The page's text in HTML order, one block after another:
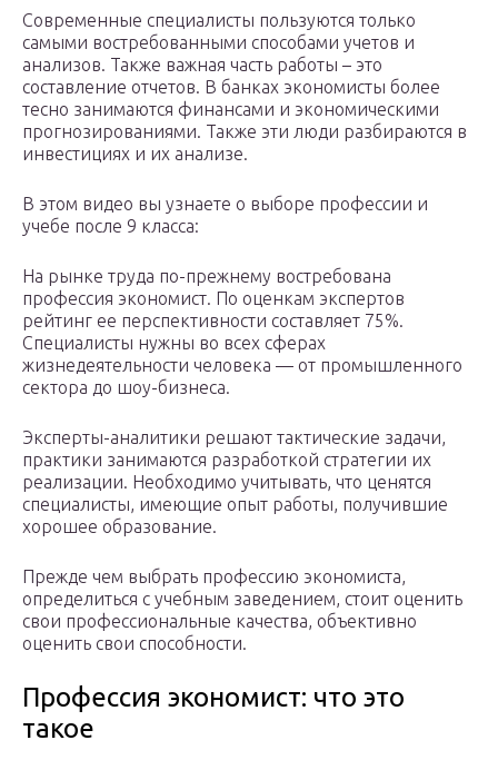
Современные специалисты пользуются только
самыми востребованными способами учетов и
анализов. Также важная часть работы – это
составление отчетов. В банках экономисты более
тесно занимаются финансами и экономическими
прогнозированиями. Также эти люди разбираются в
инвестициях и их анализе.
В этом видео вы узнаете о выборе профессии и
учебе после 9 класса:
На рынке труда по-прежнему востребована
профессия экономист. По оценкам экспертов
рейтинг ее перспективности составляет 75%.
Специалисты нужны во всех сферах
жизнедеятельности человека — от промышленного
сектора до шоу-бизнеса.
Эксперты-аналитики решают тактические задачи,
практики занимаются разработкой стратегии их
реализации. Необходимо учитывать, что ценятся
специалисты, имеющие опыт работы, получившие
хорошее образование.
Прежде чем выбрать профессию экономиста,
определиться с учебным заведением, стоит оценить
свои профессиональные качества, объективно
оценить свои способности.
Профессия экономист: что это
такое